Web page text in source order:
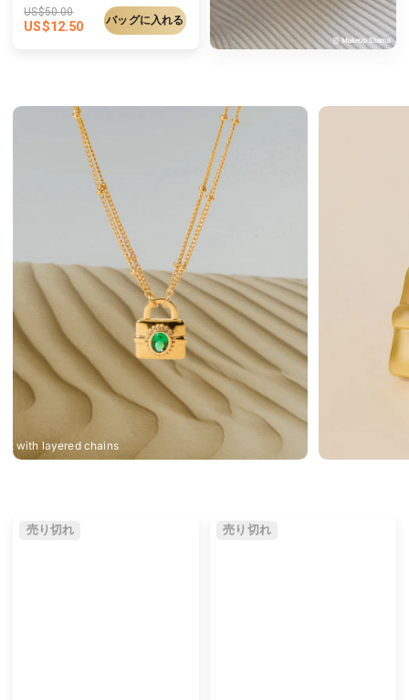
US$50.00
US$12.50 バッグに入れる
with layered chains
売り切れ 売り切れ